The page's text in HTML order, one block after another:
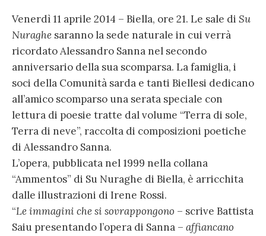
Venerdì 11 aprile 2014 – Biella, ore 21. Le sale di Su
Nuraghe saranno la sede naturale in cui verrà
ricordato Alessandro Sanna nel secondo
anniversario della sua scomparsa. La famiglia, i
soci della Comunità sarda e tanti Biellesi dedicano
all’amico scomparso una serata speciale con
lettura di poesie tratte dal volume “Terra di sole,
Terra di neve”, raccolta di composizioni poetiche
di Alessandro Sanna.
L’opera, pubblicata nel 1999 nella collana
“Ammentos” di Su Nuraghe di Biella, è arricchita
dalle illustrazioni di Irene Rossi.
“Le immagini che si sovrappongono – scrive Battista
Saiu presentando l’opera di Sanna – affiancano